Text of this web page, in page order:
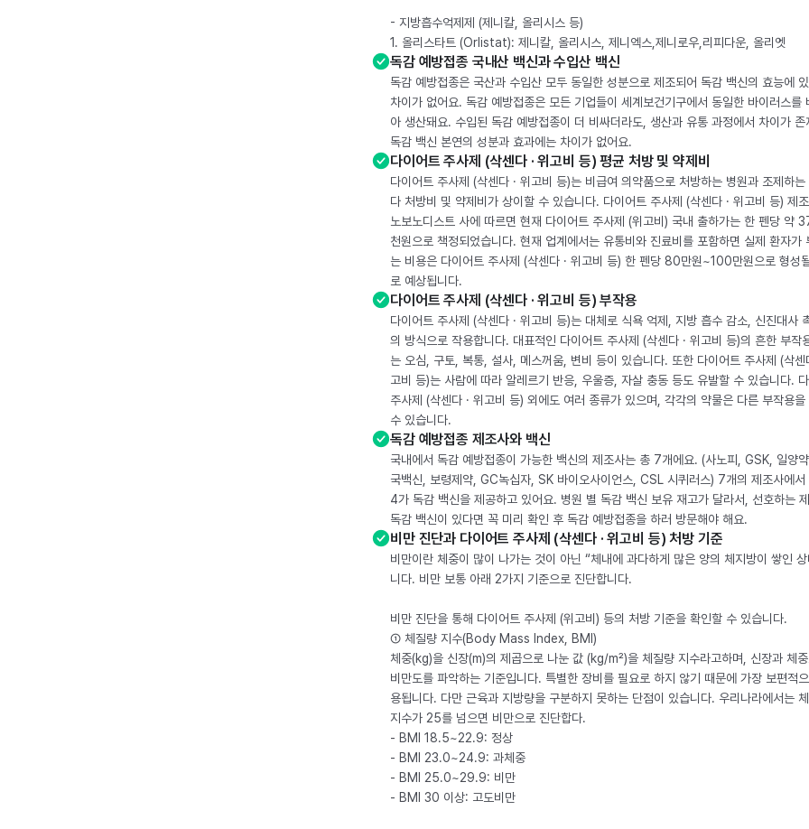
- 지방흡수억제제 (제니칼, 올리시스 등)
1. 올리스타트 (Orlistat): 제니칼, 올리시스, 제니엑스,제니로우,리피다운, 올리엣
독감 예방접종 국내산 백신과 수입산 백신
독감 예방접종은 국산과 수입산 모두 동일한 성분으로 제조되어 독감 백신의 효능에
차이가 없어요. 독감 예방접종은 모든 기업들이 세계보건기구에서 동일한 바이러스를
아 생산돼요. 수입된 독감 예방접종이 더 비싸더라도, 생산과 유통 과정에서 차이가 존
독감 백신 본연의 성분과 효과에는 차이가 없어요.
다이어트 주사제 (삭센다 · 위고비 등) 평균 처방 및 약제비
다이어트 주사제 (삭센다 · 위고비 등)는 비급여 의약품으로 처방하는 병원과 조제하는
다 처방비 및 약제비가 상이할 수 있습니다. 다이어트 주사제 (삭센다 · 위고비 등) 제
노보노디스트 사에 따르면 현재 다이어트 주사제 (위고비) 국내 출하가는 한 펜당 약
천원으로 책정되었습니다. 현재 업계에서는 유통비와 진료비를 포함하면 실제 환자가
는 비용은 다이어트 주사제 (삭센다 · 위고비 등) 한 펜당 80만원~100만원으로 형성
로 예상됩니다.
다이어트 주사제 (삭센다 · 위고비 등) 부작용
다이어트 주사제 (삭센다 · 위고비 등)는 대체로 식욕 억제, 지방 흡수 감소, 신진대사
의 방식으로 작용합니다. 대표적인 다이어트 주사제 (삭센다 · 위고비 등)의 흔한 부작
는 오심, 구토, 복통, 설사, 메스꺼움, 변비 등이 있습니다. 또한 다이어트 주사제 (삭센
고비 등)는 사람에 따라 알레르기 반응, 우울증, 자살 충동 등도 유발할 수 있습니다.
주사제 (삭센다 · 위고비 등) 외에도 여러 종류가 있으며, 각각의 약물은 다른 부작용을
수 있습니다.
독감 예방접종 제조사와 백신
국내에서 독감 예방접종이 가능한 백신의 제조사는 총 7개에요. (사노피, GSK, 일양
국백신, 보령제약, GC녹십자, SK 바이오사이언스, CSL 시퀴러스) 7개의 제조사에서
4가 독감 백신을 제공하고 있어요. 병원 별 독감 백신 보유 재고가 달라서, 선호하는
독감 백신이 있다면 꼭 미리 확인 후 독감 예방접종을 하러 방문해야 해요.
비만 진단과 다이어트 주사제 (삭센다 · 위고비 등) 처방 기준
비만이란 체중이 많이 나가는 것이 아닌 “체내에 과다하게 많은 양의 체지방이 쌓인
니다. 비만 보통 아래 2가지 기준으로 진단합니다.
비만 진단을 통해 다이어트 주사제 (위고비) 등의 처방 기준을 확인할 수 있습니다.
① 체질량 지수(Body Mass Index, BMI)
체중(kg)을 신장(m)의 제곱으로 나눈 값 (kg/m²)을 체질량 지수라고하며, 신장과 체
비만도를 파악하는 기준입니다. 특별한 장비를 필요로 하지 않기 때문에 가장 보편적
용됩니다. 다만 근육과 지방량을 구분하지 못하는 단점이 있습니다. 우리나라에서는
지수가 25를 넘으면 비만으로 진단합다.
- BMI 18.5~22.9: 정상
- BMI 23.0~24.9: 과체중
- BMI 25.0~29.9: 비만
- BMI 30 이상: 고도비만